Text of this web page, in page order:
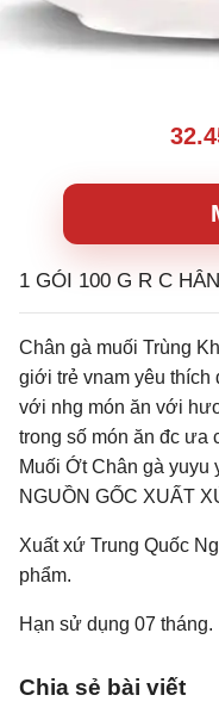
1 GÓI 100 G R C
Chân gà muối Trùng
giới trẻ vnam yêu
với nhg món ăn với
trong số món ăn đc ưa
Muối Ớt Chân gà yuyu
NGUỒN GỐC XUẤT
Xuất xứ Trung Quốc
phẩm.
Hạn sử dụng 07 tháng.
Chia sẻ bài viết